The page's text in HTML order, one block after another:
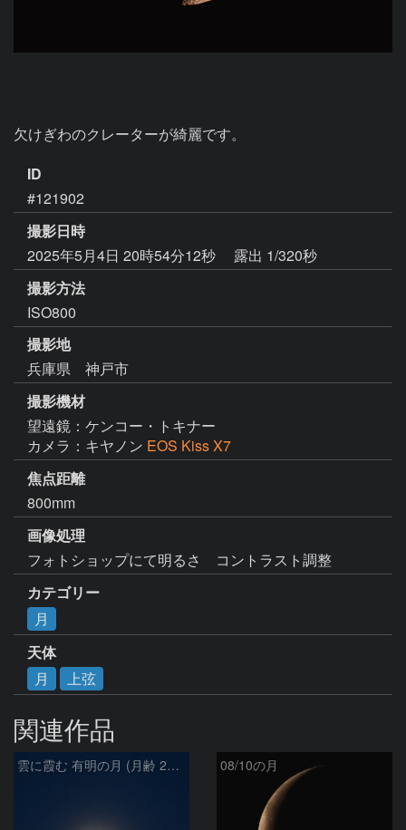
欠けぎわのクレーターが綺麗です。
ID
#121902
撮影日時
2025年5月4日 20時54分12秒
露出 1/320秒
撮影方法
ISO800
撮影地
兵庫県 神戸市
撮影機材
望遠鏡：ケンコー・トキナー
カメラ：キヤノン EOS Kiss X7
焦点距離
800mm
画像処理
フォトショップにて明るさ　コントラスト調整
カテゴリー
月
天体
月
上弦
関連作品
雲に霞む 有明の月 (月齢 26.4) 08/10の月